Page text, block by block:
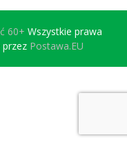
60+ Wszystkie prawa
Postawa.EU